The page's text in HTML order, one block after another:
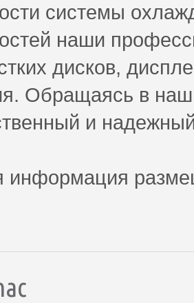
системы
наши
дисков,
Обращаясь в наш
и
информация